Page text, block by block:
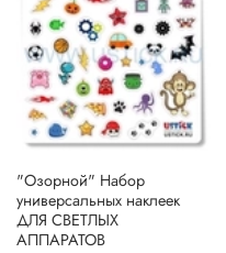
"Озорной" Набор
универсальных наклеек
ДЛЯ СВЕТЛЫХ
АППАРАТОВ